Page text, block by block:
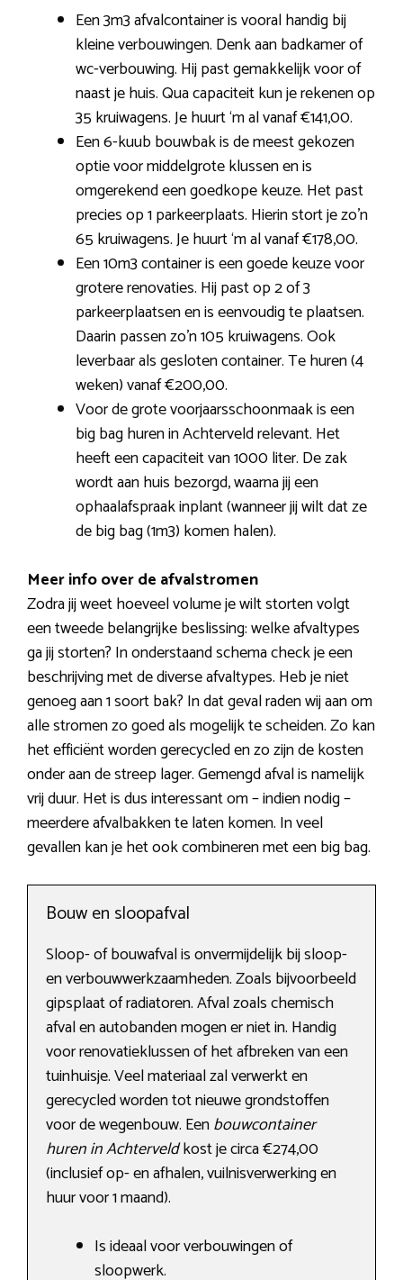
Een 3m3 afvalcontainer is vooral handig bij
kleine verbouwingen. Denk aan badkamer of
wc-verbouwing. Hij past gemakkelijk voor of
naast je huis. Qua capaciteit kun je rekenen op
35 kruiwagens. Je huurt ‘m al vanaf €141,00.
Een 6-kuub bouwbak is de meest gekozen
optie voor middelgrote klussen en is
omgerekend een goedkope keuze. Het past
precies op 1 parkeerplaats. Hierin stort je zo’n
65 kruiwagens. Je huurt ‘m al vanaf €178,00.
Een 10m3 container is een goede keuze voor
grotere renovaties. Hij past op 2 of 3
parkeerplaatsen en is eenvoudig te plaatsen.
Daarin passen zo’n 105 kruiwagens. Ook
leverbaar als gesloten container. Te huren (4
weken) vanaf €200,00.
Voor de grote voorjaarsschoonmaak is een
big bag huren in Achterveld relevant. Het
heeft een capaciteit van 1000 liter. De zak
wordt aan huis bezorgd, waarna jij een
ophaalafspraak inplant (wanneer jij wilt dat ze
de big bag (1m3) komen halen).
Meer info over de afvalstromen
Zodra jij weet hoeveel volume je wilt storten volgt
een tweede belangrijke beslissing: welke afvaltypes
ga jij storten? In onderstaand schema check je een
beschrijving met de diverse afvaltypes. Heb je niet
genoeg aan 1 soort bak? In dat geval raden wij aan om
alle stromen zo goed als mogelijk te scheiden. Zo kan
het efficiënt worden gerecycled en zo zijn de kosten
onder aan de streep lager. Gemengd afval is namelijk
vrij duur. Het is dus interessant om – indien nodig –
meerdere afvalbakken te laten komen. In veel
gevallen kan je het ook combineren met een big bag.
Bouw en sloopafval
Sloop- of bouwafval is onvermijdelijk bij sloop-
en verbouwwerkzaamheden. Zoals bijvoorbeeld
gipsplaat of radiatoren. Afval zoals chemisch
afval en autobanden mogen er niet in. Handig
voor renovatieklussen of het afbreken van een
tuinhuisje. Veel materiaal zal verwerkt en
gerecycled worden tot nieuwe grondstoffen
voor de wegenbouw. Eenbouwcontainer
huren in Achterveldkost je circa €274,00
(inclusief op- en afhalen, vuilnisverwerking en
huur voor 1 maand).
Is ideaal voor verbouwingen of
sloopwerk.